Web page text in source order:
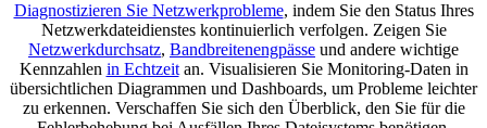
Diagnostizieren Sie Netzwerkprobleme, indem Sie den Status Ihres
Netzwerkdateidienstes kontinuierlich verfolgen. Zeigen Sie
Netzwerkdurchsatz, Bandbreitenengpässe und andere wichtige
Kennzahlen in Echtzeitan. Visualisieren Sie Monitoring-Daten in
übersichtlichen Diagrammen und Dashboards, um Probleme leichter
zu erkennen. Verschaffen Sie sich den Überblick, den Sie für die